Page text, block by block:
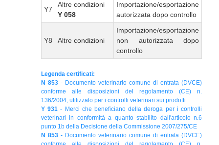
Y7
Altre condizioni
Y 058
Importazione/esportazione
autorizzata dopo controllo
Y8 Altre condizioni
Importazione/esportazione
non autorizzata dopo
controllo
Legenda certificati:
N 853 - Documento veterinario comune di entrata (DVCE)
conforme alle disposizioni del regolamento (CE) n.
136/2004, utilizzato per i controlli veterinari sui prodotti
Y 931 - Merci che beneficiano della deroga per i controlli
veterinari in conformitá a quanto stabilito dall'articolo n.6
punto 1b della Decisione della Commissione 2007/275/CE
N 853 - Documento veterinario comune di entrata (DVCE)